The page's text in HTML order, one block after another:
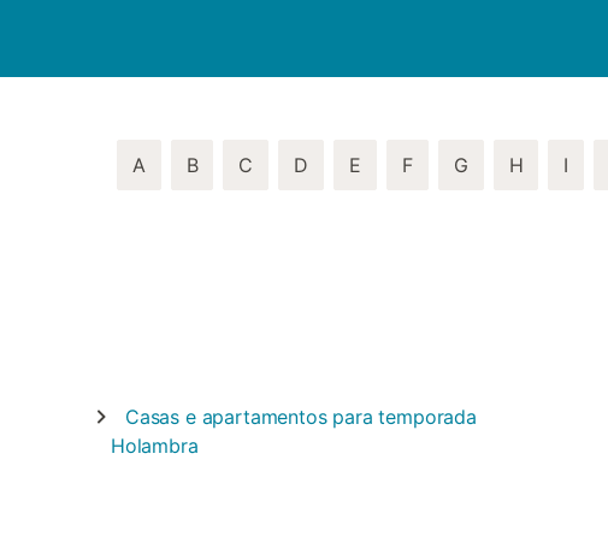
A B C D E F G H I
Casas e apartamentos para temporada
Holambra